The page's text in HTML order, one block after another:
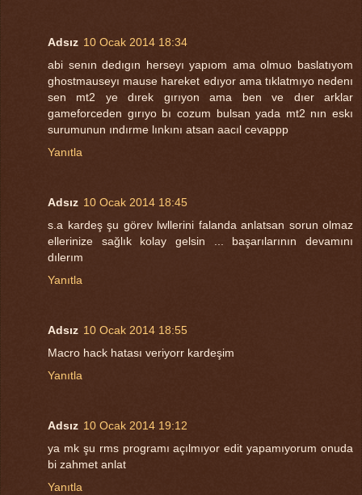
Adsız 10 Ocak 2014 18:34
abi senın dedıgın herseyı yapıom ama olmuo baslatıyom
ghostmauseyı mause hareket edıyor ama tıklatmıyo nedenı
sen mt2 ye dırek gırıyon ama ben ve dıer arklar
gameforceden gırıyo bı cozum bulsan yada mt2 nın eskı
surumunun ındırme lınkını atsan aacıl cevappp
Yanıtla
Adsız 10 Ocak 2014 18:45
s.a kardeş şu görev lwllerini falanda anlatsan sorun olmaz
ellerinize sağlık kolay gelsin ... başarılarının devamını
dılerım
Yanıtla
Adsız 10 Ocak 2014 18:55
Macro hack hatası veriyorr kardeşim
Yanıtla
Adsız 10 Ocak 2014 19:12
ya mk şu rms programı açılmıyor edit yapamıyorum onuda
bi zahmet anlat
Yanıtla